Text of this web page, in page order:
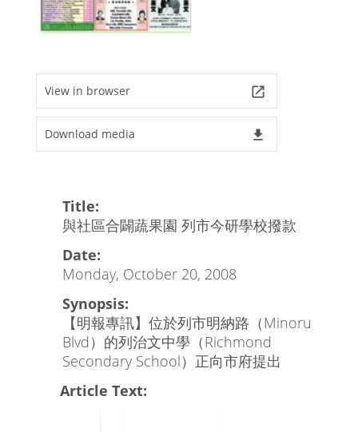
View in browser launch
Download media file_download
Title:
與社區合闢蔬果園 列市今研學校撥款
Date:
Monday, October 20, 2008
Synopsis:
【明報專訊】位於列市明納路（Minoru
Blvd）的列治文中學（Richmond
Secondary School）正向市府提出
Article Text: